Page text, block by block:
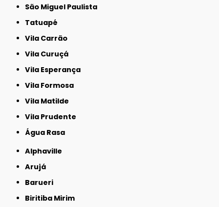
São Miguel Paulista
Tatuapé
Vila Carrão
Vila Curuçá
Vila Esperança
Vila Formosa
Vila Matilde
Vila Prudente
Água Rasa
Alphaville
Arujá
Barueri
Biritiba Mirim